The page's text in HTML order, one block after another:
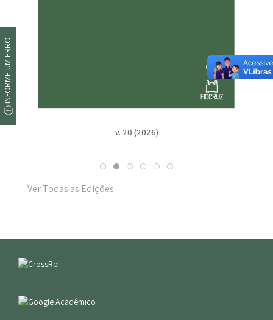
v. 20 (2026)
Ver Todas as Edições
INFORME UM ERRO